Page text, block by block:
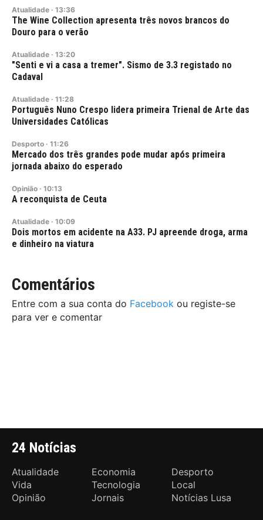
Atualidade · 13:36
The Wine Collection apresenta três novos brancos do
Douro para o verão
Atualidade · 13:20
"Senti e vi a casa a tremer". Sismo de 3.3 registado no
Cadaval
Atualidade · 11:28
Português Nuno Crespo lidera primeira Trienal de Arte das
Universidades Católicas
Desporto · 11:26
Mercado dos três grandes pode mudar após primeira
jornada abaixo do esperado
Opinião · 10:13
A reconquista de Ceuta
Atualidade · 10:09
Dois mortos em acidente na A33. PJ apreende droga, arma
e dinheiro na viatura
Comentários
Entre com a sua conta do Facebook ou registe-se
para ver e comentar
24 Notícias
Atualidade Economia
Desporto
Vida
Tecnologia
Local
Opinião
Jornais Notícias Lusa